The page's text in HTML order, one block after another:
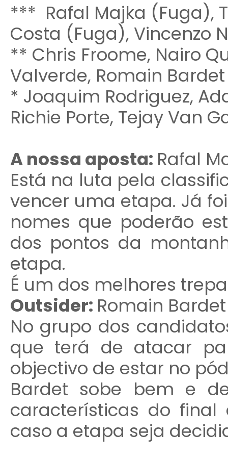
*** Rafal Majka (Fuga),
Costa (Fuga), Vincenzo
** Chris Froome, Nairo
Valverde, Romain Bardet
* Joaquim Rodriguez,
Richie Porte, Tejay Van
A nossa aposta: Rafal
Está na luta pela
vencer uma etapa. Já
nomes que poderão
dos pontos da
etapa.
É um dos melhores
Outsider: Romain Bardet
No grupo dos
que terá de atacar
objectivo de estar no
Bardet sobe bem e
características do
caso a etapa seja